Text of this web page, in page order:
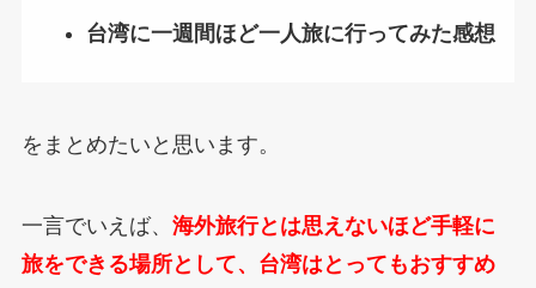
台湾に一週間ほど一人旅に行ってみた感想
をまとめたいと思います。
一言でいえば、 海外旅行とは思えないほど手軽に
旅をできる場所として、台湾はとってもおすすめ